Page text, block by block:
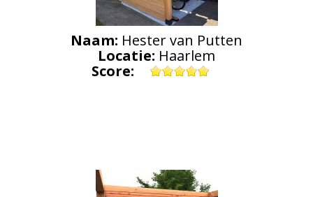
Naam: Hester van Putten
Locatie: Haarlem
Score: